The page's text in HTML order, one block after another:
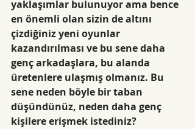
yaklaşımlar bulunuyor ama bence
en önemli olan sizin de altını
çizdiğiniz yeni oyunlar
kazandırılması ve bu sene daha
genç arkadaşlara, bu alanda
üretenlere ulaşmış olmanız. Bu
sene neden böyle bir taban
düşündünüz, neden daha genç
kişilere erişmek istediniz?